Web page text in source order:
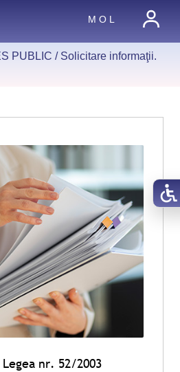
M O L
PUBLIC / Solicitare informaţii.
nr. 52/2003